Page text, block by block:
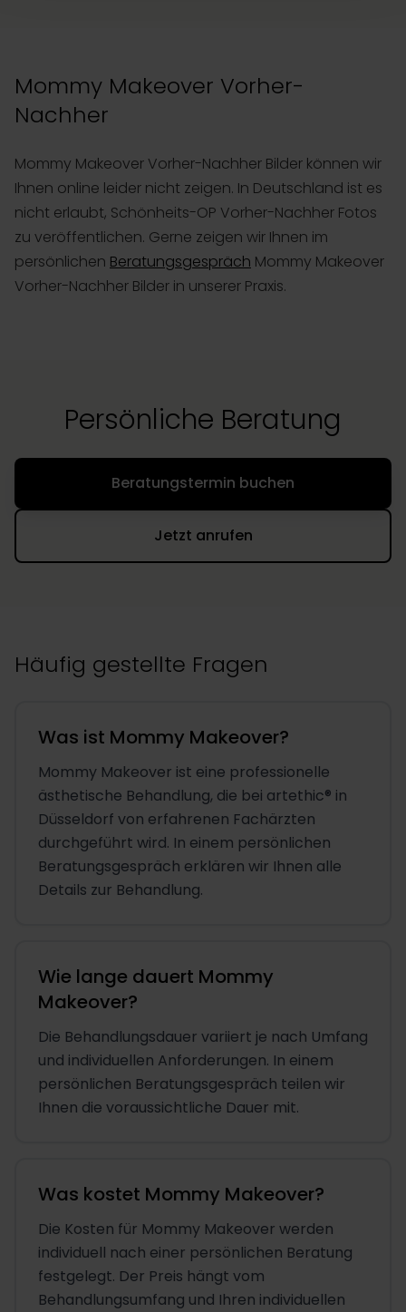
Mommy Makeover Vorher-
Nachher
Mommy Makeover Vorher-Nachher Bilder können wir
Ihnen online leider nicht zeigen. In Deutschland ist es
nicht erlaubt, Schönheits-OP Vorher-Nachher Fotos
zu veröffentlichen. Gerne zeigen wir Ihnen im
persönlichen Beratungsgespräch Mommy Makeover
Vorher-Nachher Bilder in unserer Praxis.
Persönliche Beratung
Beratungstermin buchen
Jetzt anrufen
Häufig gestellte Fragen
Was ist Mommy Makeover?
Mommy Makeover ist eine professionelle
ästhetische Behandlung, die bei artethic® in
Düsseldorf von erfahrenen Fachärzten
durchgeführt wird. In einem persönlichen
Beratungsgespräch erklären wir Ihnen alle
Details zur Behandlung.
Wie lange dauert Mommy
Makeover?
Die Behandlungsdauer variiert je nach Umfang
und individuellen Anforderungen. In einem
persönlichen Beratungsgespräch teilen wir
Ihnen die voraussichtliche Dauer mit.
Was kostet Mommy Makeover?
Die Kosten für Mommy Makeover werden
individuell nach einer persönlichen Beratung
festgelegt. Der Preis hängt vom
Behandlungsumfang und Ihren individuellen